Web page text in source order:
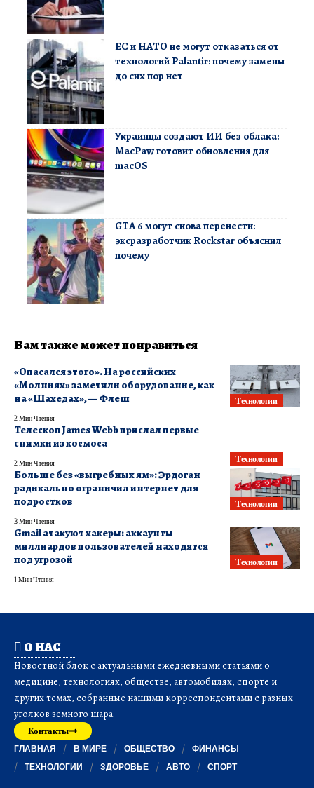
ЕС и НАТО не могут отказаться от
технологий Palantir: почему замены
до сих пор нет
Украинцы создают ИИ без облака:
MacPaw готовит обновления для
macOS
GTA 6 могут снова перенести:
эксразработчик Rockstar объяснил
почему
Вам также может понравиться
Технологии
«Опасался этого». На российских
«Молниях» заметили оборудование, как
на «Шахедах», — Флеш
2 Мин Чтения
Технологии
Телескоп James Webb прислал первые
снимки из космоса
2 Мин Чтения
Технологии
Больше без «выгребных ям»: Эрдоган
радикально ограничил интернет для
подростков
3 Мин Чтения
Технологии
Gmail атакуют хакеры: аккаунты
миллиардов пользователей находятся
под угрозой
1 Мин Чтения
О НАС
Новостной блок с актуальными ежедневными статьями о
медицине, технологиях, обществе, автомобилях, спорте и
других темах, собранные нашими корреспондентами с разных
уголков земного шара.
Контакты
ГЛАВНАЯ В МИРЕ ОБЩЕСТВО
ФИНАНСЫ
ТЕХНОЛОГИИ
ЗДОРОВЬЕ АВТО СПОРТ